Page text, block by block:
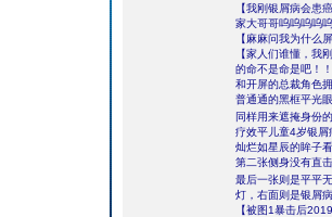
【我刚银屑病会患
家大哥哥呜呜呜呜
【麻麻问我为什
【家人们谁懂，我
的命不是命是吧！
和开屏的总裁角色
普通通的黑框平光
同样用来遮掩身份
疗效平儿童4岁银
灿烂如星辰的眸子
第二张侧身没有直
最后一张则是平平
灯，右面则是银屑
【被图1暴击后